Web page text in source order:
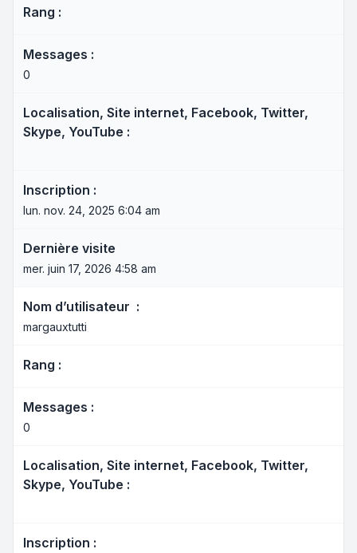
Rang :
Messages :
0
Localisation, Site internet, Facebook, Twitter,
Skype, YouTube :
Inscription :
lun. nov. 24, 2025 6:04 am
Dernière visite
mer. juin 17, 2026 4:58 am
Nom d’utilisateur :
margauxtutti
Rang :
Messages :
0
Localisation, Site internet, Facebook, Twitter,
Skype, YouTube :
Inscription :